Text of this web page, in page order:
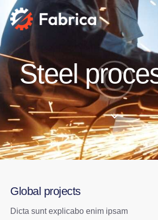
Steel
Global projects
Dicta sunt explicabo enim ipsam